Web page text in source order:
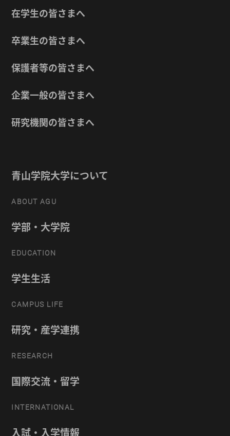
在学生の皆さまへ
卒業生の皆さまへ
保護者等の皆さまへ
企業一般の皆さまへ
研究機関の皆さまへ
青山学院大学について
ABOUT AGU
学部・大学院
EDUCATION
学生生活
CAMPUS LIFE
研究・産学連携
RESEARCH
国際交流・留学
INTERNATIONAL
入試・入学情報